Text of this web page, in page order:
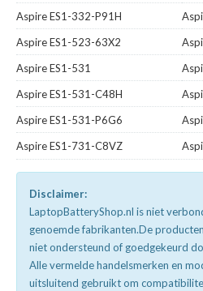
Aspire ES1-332-P91H
Aspire ES1-523-63X2
Aspire ES1-531
Aspire ES1-531-C48H
Aspire ES1-531-P6G6
Aspire ES1-731-C8VZ
Disclaimer:
LaptopBatteryShop.nl is niet
genoemde fabrikanten.De
niet ondersteund of goedgekeurd
Alle vermelde handelsmerken en
uitsluitend gebruikt om